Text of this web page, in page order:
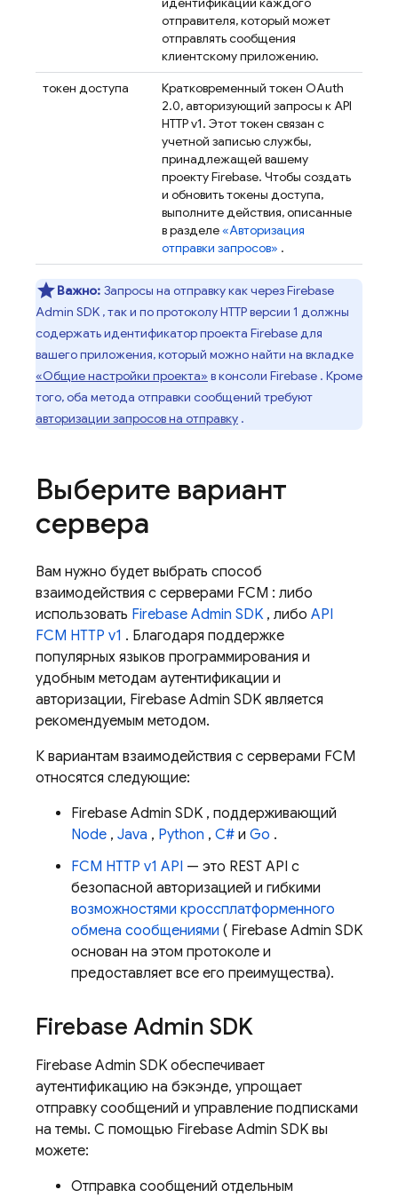
отправителя, который может
отправлять сообщения
клиентскому приложению.
токен доступа
Кратковременный токен OAuth
2.0, авторизующий запросы к API
HTTP v1. Этот токен связан с
учетной записью службы,
принадлежащей вашему
проекту Firebase. Чтобы создать
и обновить токены доступа,
выполните действия, описанные
в разделе«Авторизация
отправки запросов» .
Важно: Запросы на отправку как черезFirebase
Admin SDK , так и по протоколу HTTP версии 1 должны
содержать идентификатор проекта Firebase для
вашего приложения, который можно найти на вкладке
«Общие настройки проекта» в консоли Firebase . Кроме
того, оба метода отправки сообщений требуют
авторизации запросов на отправку .
Выберите вариант
сервера
Вам нужно будет выбрать способ
взаимодействия с серверами FCM : либо
использовать Firebase Admin SDK , либо API
FCM HTTP v1 . Благодаря поддержке
популярных языков программирования и
удобным методам аутентификации и
авторизации, Firebase Admin SDK является
рекомендуемым методом.
К вариантам взаимодействия с серверами FCM
относятся следующие:
Firebase Admin SDK , поддерживающий
Node , Java , Python , C# и Go .
FCM HTTP v1 API — это REST API с
безопасной авторизацией и гибкими
возможностями кроссплатформенного
обмена сообщениями ( Firebase Admin SDK
основан на этом протоколе и
предоставляет все его преимущества).
Firebase Admin SDK
Firebase Admin SDK обеспечивает
аутентификацию на бэкэнде, упрощает
отправку сообщений и управление подписками
на темы. С помощью Firebase Admin SDK вы
можете:
Отправка сообщений отдельным